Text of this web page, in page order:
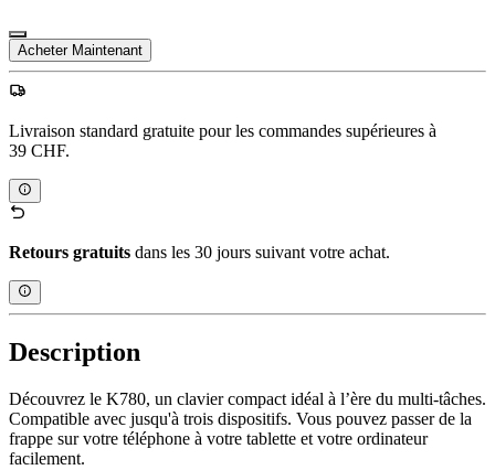
Acheter Maintenant
Livraison standard gratuite pour les commandes supérieures à
39 CHF.
Retours gratuits dans les 30 jours suivant votre achat.
Description
Découvrez le K780, un clavier compact idéal à l’ère du multi-tâches.
Compatible avec jusqu'à trois dispositifs. Vous pouvez passer de la
frappe sur votre téléphone à votre tablette et votre ordinateur
facilement.